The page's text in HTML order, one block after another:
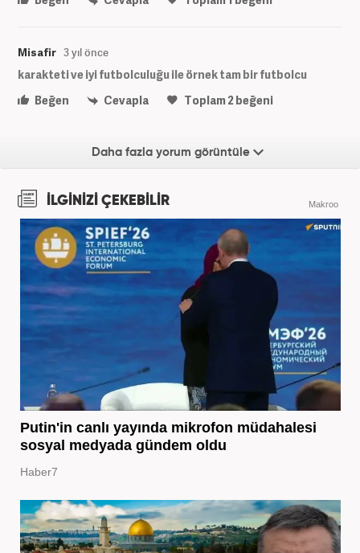
Misafir 3 yıl önce
karakteti ve iyi futbolculuğu ile örnek tam bir futbolcu
Beğen
Cevapla Toplam2 beğeni
Daha fazla yorum görüntüle
İLGİNİZİ ÇEKEBİLİR Makroo
Putin'in canlı yayında mikrofon müdahalesi
sosyal medyada gündem oldu
Haber7